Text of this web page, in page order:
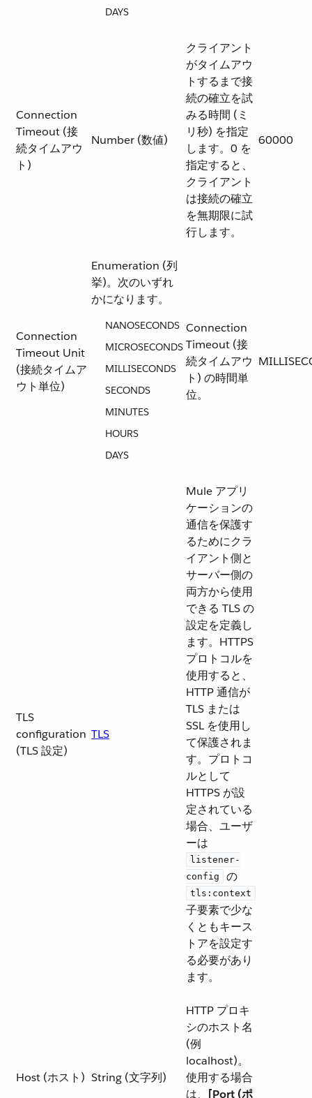
DAYS
Connection
Timeout (接
続タイムアウ
ト)
Number (数値)
クライアント
がタイムアウ
トするまで接
続の確立を試
みる時間 (ミ
リ秒) を指定
します。0 を
指定すると、
クライアント
は接続の確立
を無期限に試
行します。
60000
Connection
Timeout Unit
(接続タイムア
ウト単位)
Enumeration (列
挙)。次のいずれ
かになります。
NANOSECONDS
MICROSECONDS
MILLISECONDS
SECONDS
MINUTES
HOURS
DAYS
Connection
Timeout (接
続タイムアウ
ト) の時間単
位。
TLS
configuration
(TLS 設定)
TLS
Mule アプリ
ケーションの
通信を保護す
るためにクラ
イアント側と
サーバー側の
両方から使用
できる TLS の
設定を定義し
ます。HTTPS
プロトコルを
使用すると、
HTTP 通信が
TLS または
SSL を使用し
て保護されま
す。プロトコ
ルとして
HTTPS が設
定されている
場合、ユーザ
ーは ​
listener-
config
​ の ​
tls:context
子要素で少な
くともキース
トアを設定す
る必要があり
ます。
Host (ホスト) String (文字列)
HTTP プロキ
シのホスト名
(例
localhost)。
使用する場合
は、​
[Port (ポ